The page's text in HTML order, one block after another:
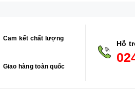
Cam kết chất lượng
Giao hàng toàn quốc
Hỗ